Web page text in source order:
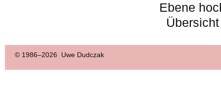
Ebene
Übersicht
© 1986–2026 Uwe Dudczak